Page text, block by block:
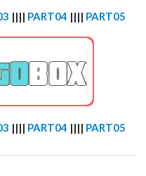
|||| PART04 |||| PART05
|||| PART04 |||| PART05